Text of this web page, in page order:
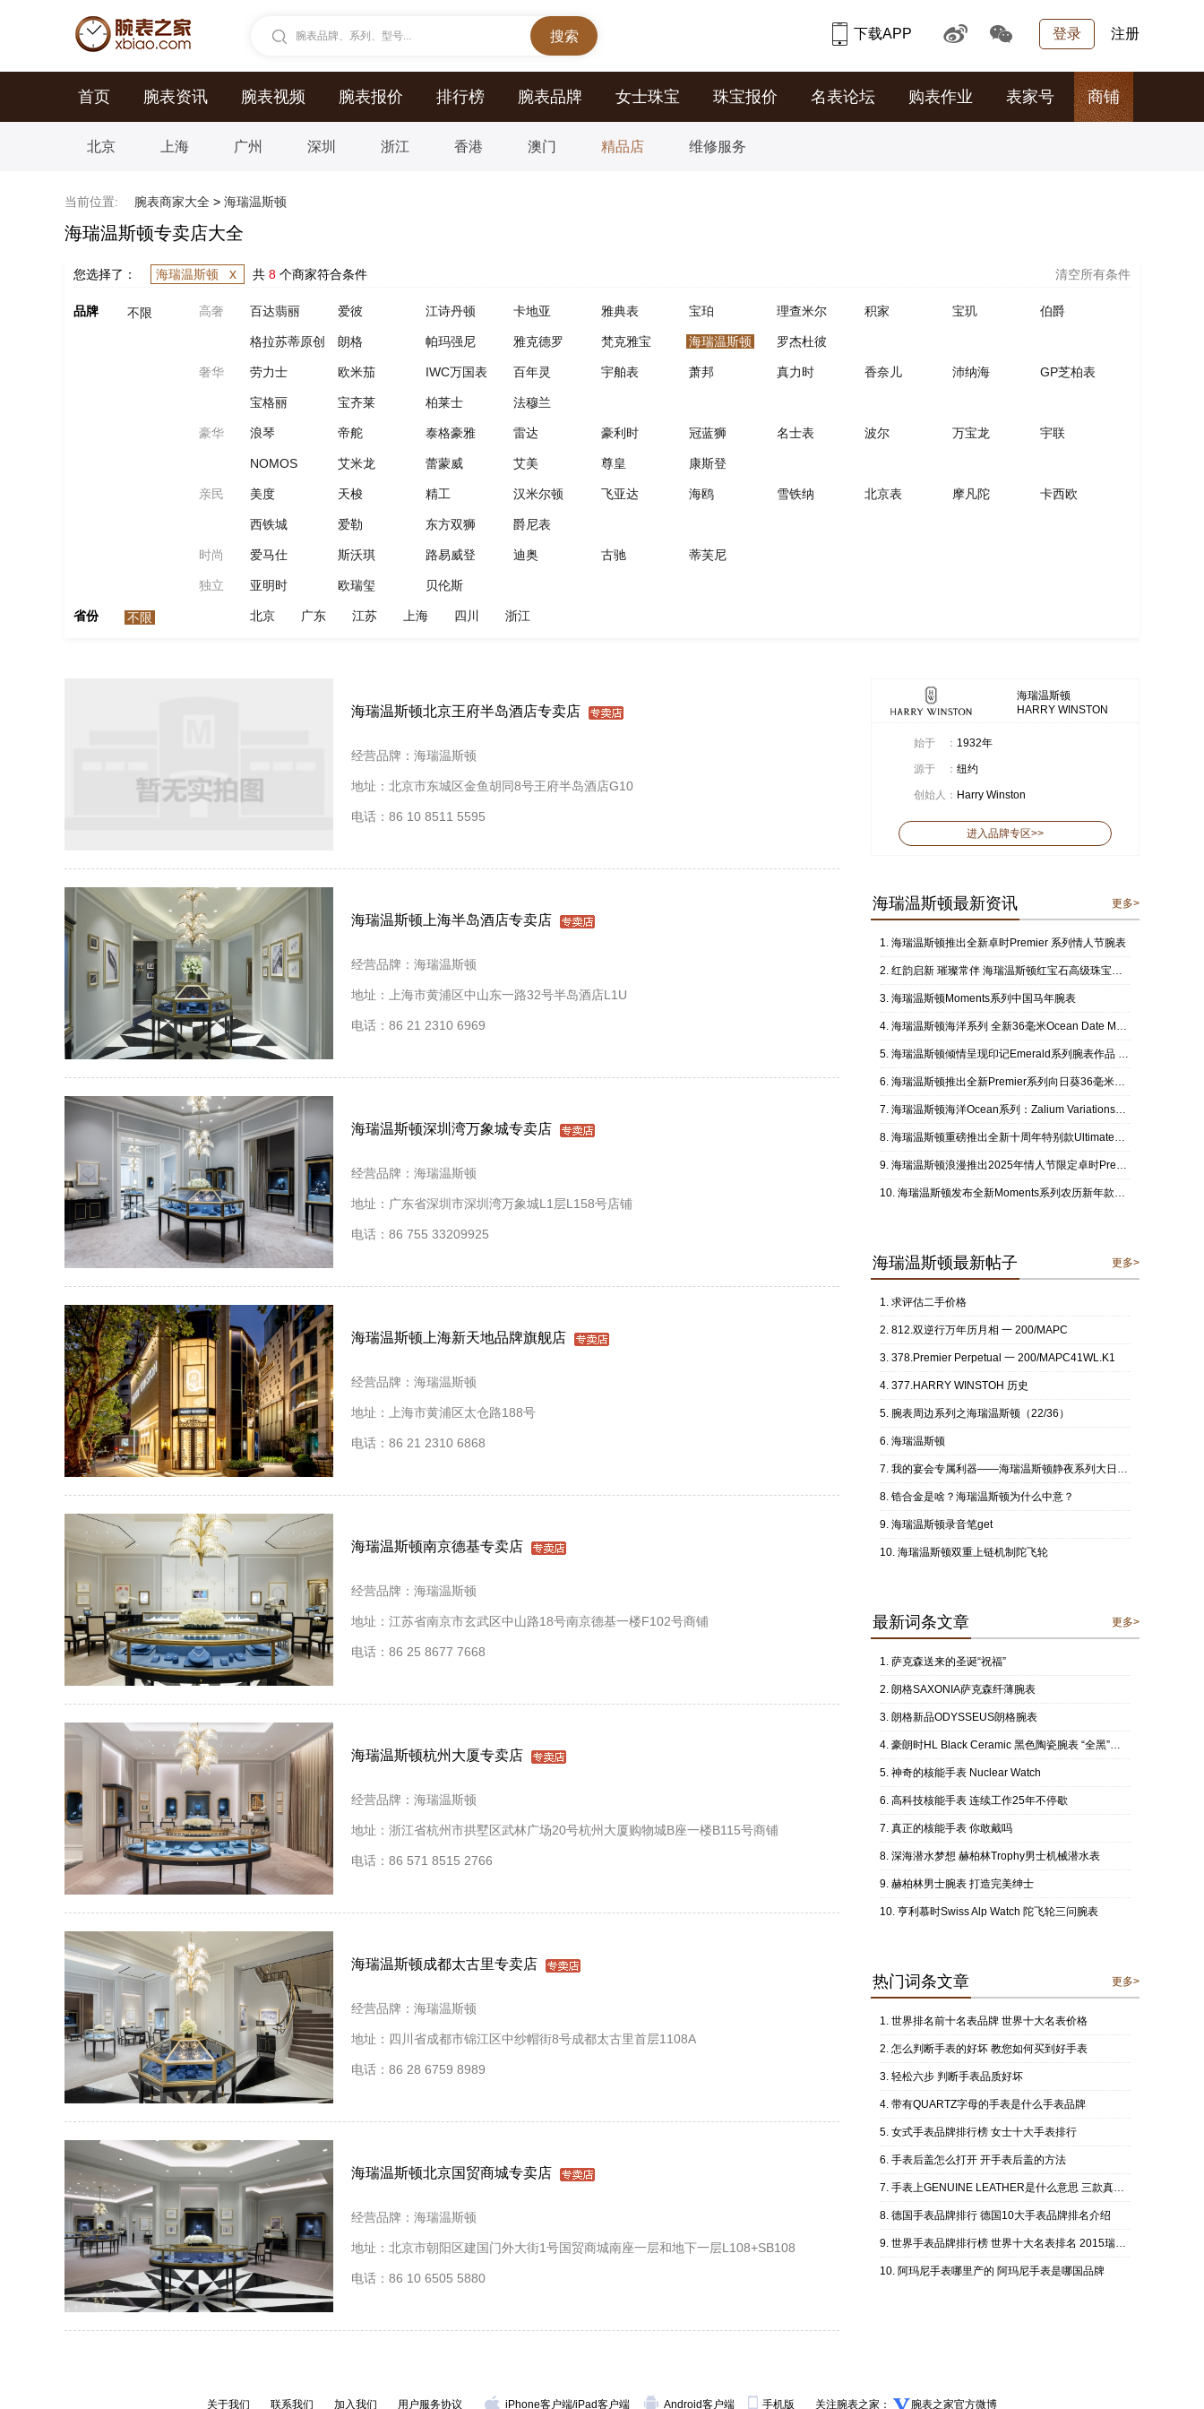
腕表品牌、系列、型号... 登录 注册
下载APP
首页 腕表资讯 腕表视频 腕表报价 排行榜 腕表品牌 女士珠宝 珠宝报价 名表论坛 购表作业 表家号 商铺
北京 上海 广州 深圳 浙江 香港 澳门 精品店 维修服务
当前位置: 腕表商家大全 > 海瑞温斯顿
海瑞温斯顿专卖店大全
您选择了： 海瑞温斯顿 x 共 8 个商家符合条件 清空所有条件
品牌 不限 高奢 百达翡丽 爱彼 江诗丹顿 卡地亚 雅典表 宝珀 理查米尔 积家 宝玑 伯爵
格拉苏蒂原创 朗格 帕玛强尼 雅克德罗 梵克雅宝 海瑞温斯顿 罗杰杜彼
奢华 劳力士 欧米茄 IWC万国表 百年灵 宇舶表 萧邦 真力时 香奈儿 沛纳海 GP芝柏表
宝格丽 宝齐莱 柏莱士 法穆兰
豪华 浪琴 帝舵 泰格豪雅 雷达 豪利时 冠蓝狮 名士表 波尔 万宝龙 宇联
NOMOS 艾米龙 蕾蒙威 艾美 尊皇 康斯登
亲民 美度 天梭 精工 汉米尔顿 飞亚达 海鸥 雪铁纳 北京表 摩凡陀 卡西欧
西铁城 爱勒 东方双狮 爵尼表
时尚 爱马仕 斯沃琪 路易威登 迪奥 古驰 蒂芙尼
独立 亚明时 欧瑞玺 贝伦斯
省份 不限 北京 广东 江苏 上海 四川 浙江
海瑞温斯顿北京王府半岛酒店专卖店
经营品牌：海瑞温斯顿
地址：北京市东城区金鱼胡同8号王府半岛酒店G10
电话：86 10 8511 5595
海瑞温斯顿上海半岛酒店专卖店
经营品牌：海瑞温斯顿
地址：上海市黄浦区中山东一路32号半岛酒店L1U
电话：86 21 2310 6969
海瑞温斯顿深圳湾万象城专卖店
经营品牌：海瑞温斯顿
地址：广东省深圳市深圳湾万象城L1层L158号店铺
电话：86 755 33209925
海瑞温斯顿上海新天地品牌旗舰店
经营品牌：海瑞温斯顿
地址：上海市黄浦区太仓路188号
电话：86 21 2310 6868
海瑞温斯顿南京德基专卖店
经营品牌：海瑞温斯顿
地址：江苏省南京市玄武区中山路18号南京德基一楼F102号商铺
电话：86 25 8677 7668
海瑞温斯顿杭州大厦专卖店
经营品牌：海瑞温斯顿
地址：浙江省杭州市拱墅区武林广场20号杭州大厦购物城B座一楼B115号商铺
电话：86 571 8515 2766
海瑞温斯顿成都太古里专卖店
经营品牌：海瑞温斯顿
地址：四川省成都市锦江区中纱帽街8号成都太古里首层1108A
电话：86 28 6759 8989
海瑞温斯顿北京国贸商城专卖店
经营品牌：海瑞温斯顿
地址：北京市朝阳区建国门外大街1号国贸商城南座一层和地下一层L108+SB108
电话：86 10 6505 5880
海瑞温斯顿
HARRY WINSTON
始于 ： 1932年
源于 ： 纽约
创始人 ： Harry Winston
进入品牌专区>>
海瑞温斯顿最新资讯 更多>
海瑞温斯顿推出全新卓时Premier 系列情人节腕表
红韵启新 璀璨常伴 海瑞温斯顿红宝石高级珠宝作品礼赞新春
海瑞温斯顿Moments系列中国马年腕表
海瑞温斯顿海洋系列 全新36毫米Ocean Date Moon Phase腕表
海瑞温斯顿倾情呈现印记Emerald系列腕表作品 穿梭多样场景，演绎缤纷优雅
海瑞温斯顿推出全新Premier系列向日葵36毫米自动腕表
海瑞温斯顿海洋Ocean系列：Zalium Variations腕表
海瑞温斯顿重磅推出全新十周年特别款Ultimate+Emerald+Signature高级珠宝腕表
海瑞温斯顿浪漫推出2025年情人节限定卓时Premier+Valentine's+Day腕表
海瑞温斯顿发布全新Moments系列农历新年款腕表
海瑞温斯顿最新帖子 更多>
求评估二手价格
812.双逆行万年历月相 一 200/MAPC
378.Premier Perpetual 一 200/MAPC41WL.K1
377.HARRY WINSTOH 历史
腕表周边系列之海瑞温斯顿（22/36）
海瑞温斯顿
我的宴会专属利器——海瑞温斯顿静夜系列大日历玫瑰金黑盘
锆合金是啥？海瑞温斯顿为什么中意？
海瑞温斯顿录音笔get
海瑞温斯顿双重上链机制陀飞轮
最新词条文章 更多>
萨克森送来的圣诞“祝福”
朗格SAXONIA萨克森纤薄腕表
朗格新品ODYSSEUS朗格腕表
豪朗时HL Black Ceramic 黑色陶瓷腕表 “全黑”色泽阐述时间结构
神奇的核能手表 Nuclear Watch
高科技核能手表 连续工作25年不停歇
真正的核能手表 你敢戴吗
深海潜水梦想 赫柏林Trophy男士机械潜水表
赫柏林男士腕表 打造完美绅士
亨利慕时Swiss Alp Watch 陀飞轮三问腕表
热门词条文章 更多>
世界排名前十名表品牌 世界十大名表价格
怎么判断手表的好坏 教您如何买到好手表
轻松六步 判断手表品质好坏
带有QUARTZ字母的手表是什么手表品牌
女式手表品牌排行榜 女士十大手表排行
手表后盖怎么打开 开手表后盖的方法
手表上GENUINE LEATHER是什么意思 三款真皮手表推荐！
德国手表品牌排行 德国10大手表品牌排名介绍
世界手表品牌排行榜 世界十大名表排名 2015瑞士名表排行榜
阿玛尼手表哪里产的 阿玛尼手表是哪国品牌
关于我们 联系我们 加入我们 用户服务协议 iPhone客户端/iPad客户端 Android客户端 手机版 关注腕表之家： 腕表之家官方微博